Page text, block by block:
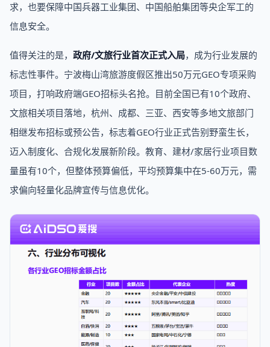
求，也要保障中国兵器工业集团、中国船舶集团等央企军工的
信息安全。
值得关注的是， 政府/文旅行业首次正式入局，成为行业发展的
标志性事件。宁波梅山湾旅游度假区推出50万元GEO专项采购
项目，打响政府端GEO招标头名抢。目前全国已有10个政府、
文旅相关项目落地，杭州、成都、三亚、西安等多地文旅部门
相继发布招标或预公告，标志着GEO行业正式告别野蛮生长，
迈入制度化、合规化发展新阶段。教育、建材/家居行业项目数
量虽有10个，但整体预算偏低，平均预算集中在5-60万元，需
求偏向轻量化品牌宣传与信息优化。